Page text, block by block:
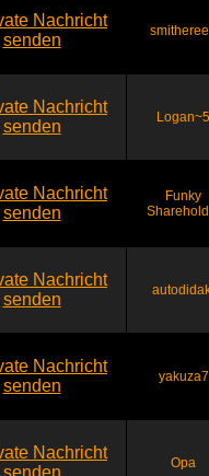
Logan~5
Funky
yakuza7
Opa